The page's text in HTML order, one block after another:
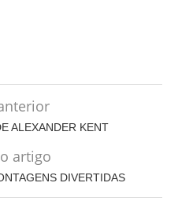
ALEXANDER KENT
artigo
DIVERTIDAS